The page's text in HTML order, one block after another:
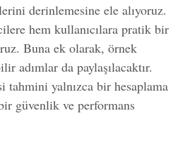
derinlemesine ele alıyoruz.
hem kullanıcılara pratik bir
Buna ek olarak, örnek
adımlar da paylaşılacaktır.
tahmini yalnızca bir hesaplama
güvenlik ve performans